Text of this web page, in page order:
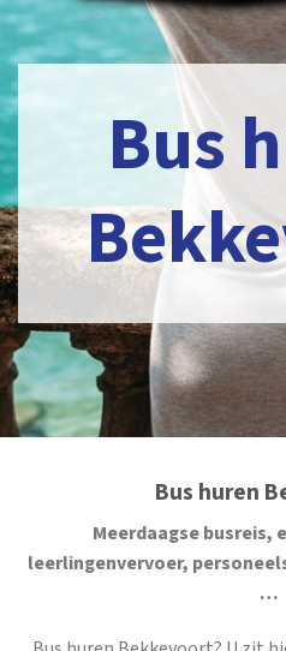
Bus
Bus huren
Meerdaagse busreis,
leerlingenvervoer,
…